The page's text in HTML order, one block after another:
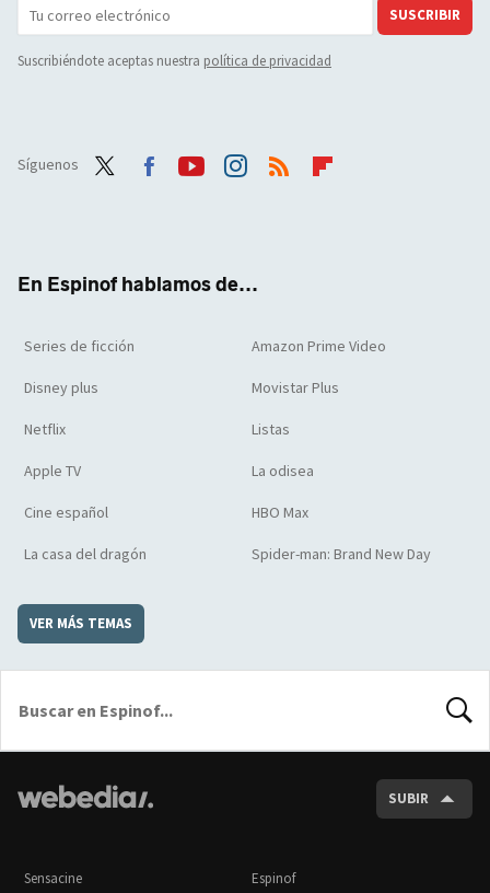
SUSCRIBIR
Suscribiéndote aceptas nuestra política de privacidad
Síguenos
En Espinof hablamos de...
Series de ficción Amazon Prime Video
Disney plus Movistar Plus
Netflix Listas
Apple TV La odisea
Cine español HBO Max
La casa del dragón Spider-man: Brand New Day
VER MÁS TEMAS
SUBIR
Sensacine Espinof